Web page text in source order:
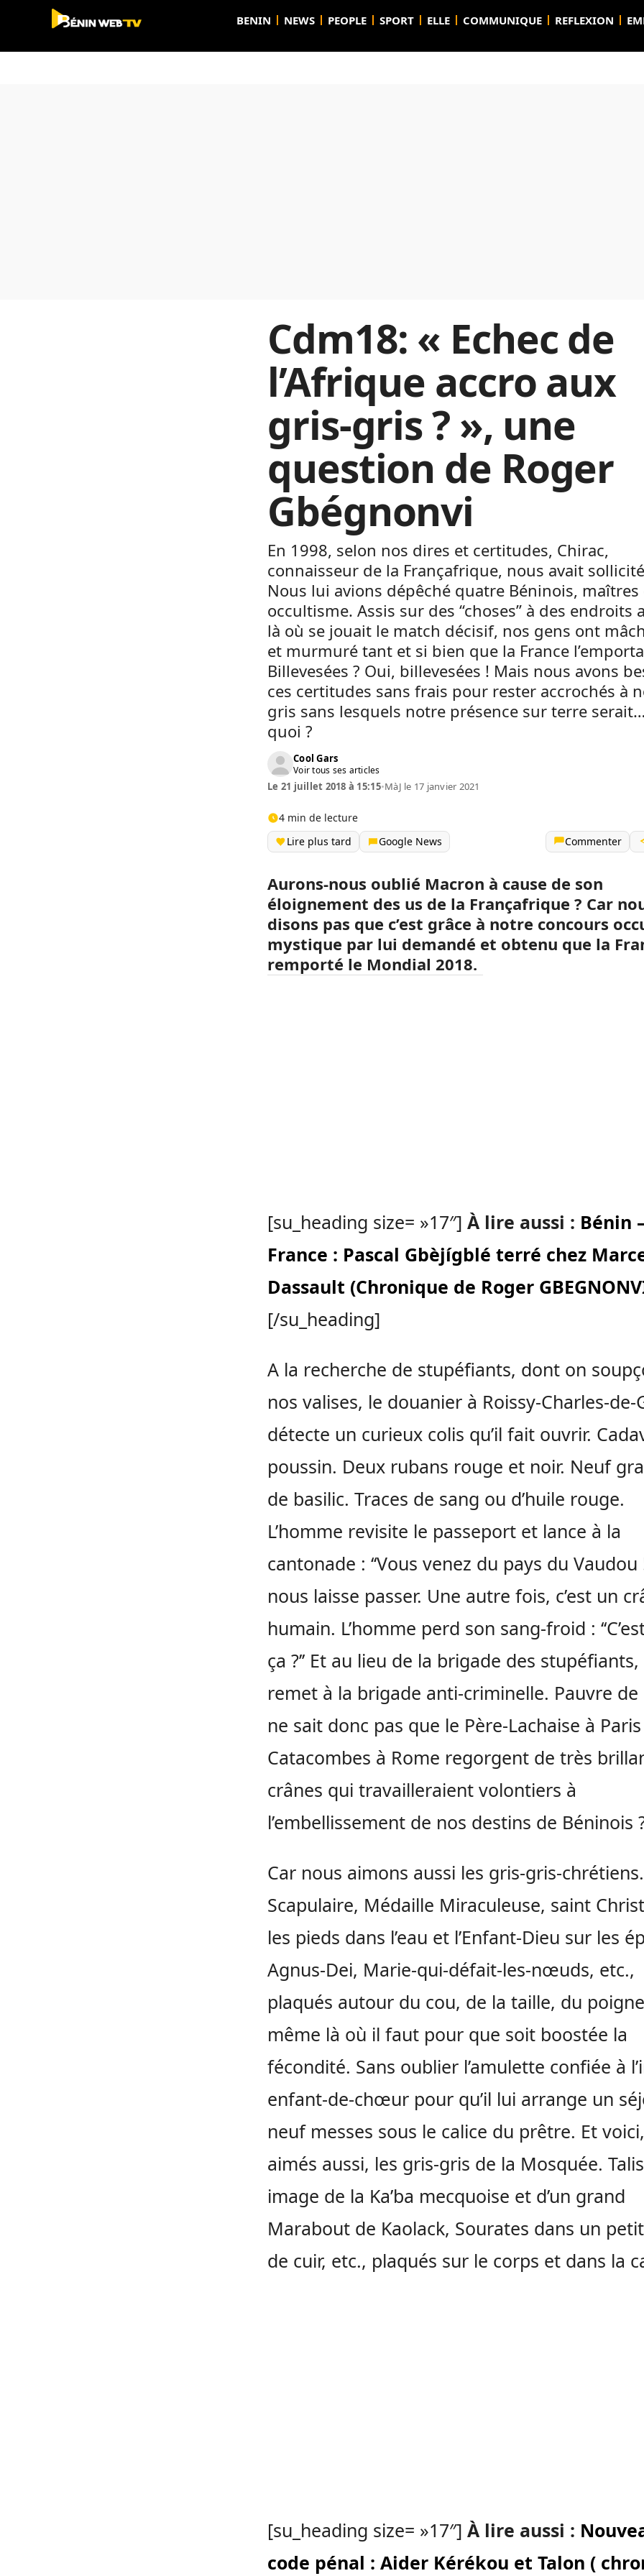
BENIN NEWS PEOPLE SPORT ELLE COMMUNIQUE REFLEXION
Cdm18: « Echec de
l’Afrique accro aux
gris-gris ? », une
question de Roger
Gbégnonvi
En 1998, selon nos dires et certitudes, Chirac,
connaisseur de la Françafrique, nous avait
Nous lui avions dépêché quatre Béninois, maîtres
occultisme. Assis sur des ‘‘choses’’ à des endroits
là où se jouait le match décisif, nos gens ont
et murmuré tant et si bien que la France
Billevesées ? Oui, billevesées ! Mais nous avons
ces certitudes sans frais pour rester accrochés à
gris sans lesquels notre présence sur terre
quoi ?
Cool Gars
Voir tous ses articles
Le 21 juillet 2018 à 15:15•MàJ le 17 janvier 2021
4 min de lecture
Lire plus tard
Google News Commenter
Aurons-nous oublié Macron à cause de son
éloignement des us de la Françafrique ? Car
disons pas que c’est grâce à notre concours
mystique par lui demandé et obtenu que la
remporté le Mondial 2018.
[su_heading size= »17″] À lire aussi : Bénin
France : Pascal Gbèjígblé terré chez
Dassault (Chronique de Roger
[/su_heading]
A la recherche de stupéfiants, dont on
nos valises, le douanier à Roissy-Charles-de-
détecte un curieux colis qu’il fait ouvrir.
poussin. Deux rubans rouge et noir. Neuf
de basilic. Traces de sang ou d’huile rouge.
L’homme revisite le passeport et lance à la
cantonade : ‘‘Vous venez du pays du Vaudou
nous laisse passer. Une autre fois, c’est un
humain. L’homme perd son sang-froid :
ça ?’’ Et au lieu de la brigade des
remet à la brigade anti-criminelle. Pauvre de
ne sait donc pas que le Père-Lachaise à
Catacombes à Rome regorgent de très
crânes qui travailleraient volontiers à
l’embellissement de nos destins de Béninois
Car nous aimons aussi les gris-gris-chrétiens.
Scapulaire, Médaille Miraculeuse, saint
les pieds dans l’eau et l’Enfant-Dieu sur les
Agnus-Dei, Marie-qui-défait-les-nœuds, etc.,
plaqués autour du cou, de la taille, du
même là où il faut pour que soit boostée la
fécondité. Sans oublier l’amulette confiée à
enfant-de-chœur pour qu’il lui arrange un
neuf messes sous le calice du prêtre. Et voici,
aimés aussi, les gris-gris de la Mosquée.
image de la Ka’ba mecquoise et d’un grand
Marabout de Kaolack, Sourates dans un
de cuir, etc., plaqués sur le corps et dans la
[su_heading size= »17″] À lire aussi :
code pénal : Aider Kérékou et Talon (